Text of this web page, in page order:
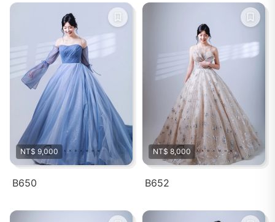
NT$ 9,000
B650
NT$ 8,000
B652